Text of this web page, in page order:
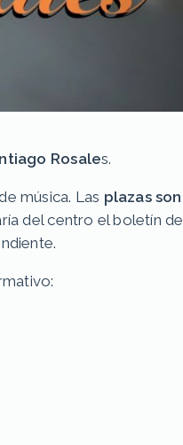
Rosales.
música. Las plazas son
del centro el boletín de